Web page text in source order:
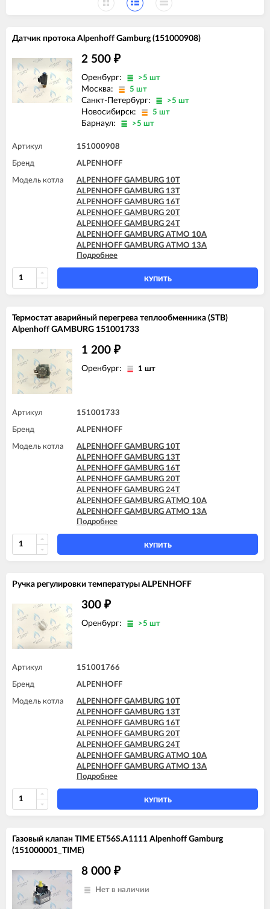
Датчик протока Alpenhoff Gamburg (151000908)
2 500 ₽
Оренбург: >5 шт
Москва: 5 шт
Санкт-Петербург: >5 шт
Новосибирск: 5 шт
Барнаул: >5 шт
Артикул 151000908
Бренд ALPENHOFF
Модель котла
ALPENHOFF GAMBURG 10T
ALPENHOFF GAMBURG 13T
ALPENHOFF GAMBURG 16T
ALPENHOFF GAMBURG 20T
ALPENHOFF GAMBURG 24T
ALPENHOFF GAMBURG ATMO 10A
ALPENHOFF GAMBURG ATMO 13A
ALPENHOFF GAMBURG ATMO 16A
ALPENHOFF GAMBURG ATMO 20A
ALPENHOFF GAMBURG ATMO 24A
Подробнее
КУПИТЬ
Термостат аварийный перегрева теплообменника (STB)
Alpenhoff GAMBURG 151001733
1 200 ₽
Оренбург: 1 шт
Артикул 151001733
Бренд ALPENHOFF
Модель котла
ALPENHOFF GAMBURG 10T
ALPENHOFF GAMBURG 13T
ALPENHOFF GAMBURG 16T
ALPENHOFF GAMBURG 20T
ALPENHOFF GAMBURG 24T
ALPENHOFF GAMBURG ATMO 10A
ALPENHOFF GAMBURG ATMO 13A
ALPENHOFF GAMBURG ATMO 16A
ALPENHOFF GAMBURG ATMO 20A
ALPENHOFF GAMBURG ATMO 24A
Подробнее
КУПИТЬ
Ручка регулировки температуры ALPENHOFF
300 ₽
Оренбург: >5 шт
Артикул 151001766
Бренд ALPENHOFF
Модель котла
ALPENHOFF GAMBURG 10T
ALPENHOFF GAMBURG 13T
ALPENHOFF GAMBURG 16T
ALPENHOFF GAMBURG 20T
ALPENHOFF GAMBURG 24T
ALPENHOFF GAMBURG ATMO 10A
ALPENHOFF GAMBURG ATMO 13A
ALPENHOFF GAMBURG ATMO 16A
ALPENHOFF GAMBURG ATMO 20A
ALPENHOFF GAMBURG ATMO 24A
Подробнее
КУПИТЬ
Газовый клапан TIME ET56S.A1111 Alpenhoff Gamburg
(151000001_TIME)
8 000 ₽
Нет в наличии